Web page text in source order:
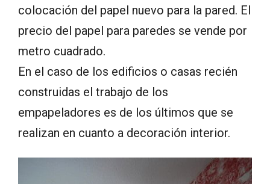
colocación del papel nuevo para la pared. El
precio del papel para paredes se vende por
metro cuadrado.
En el caso de los edificios o casas recién
construidas el trabajo de los
empapeladores es de los últimos que se
realizan en cuanto a decoración interior.